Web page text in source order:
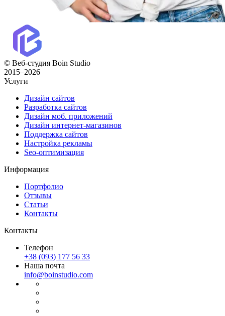
© Веб-студия Boin Studio
2015–2026
Услуги
Дизайн сайтов
Разработка сайтов
Дизайн моб. приложений
Дизайн интернет-магазинов
Поддержка сайтов
Настройка рекламы
Seo-оптимизация
Информация
Портфолио
Отзывы
Статьи
Контакты
Контакты
Телефон
+38 (093) 177 56 33
Наша почта
info@boinstudio.com